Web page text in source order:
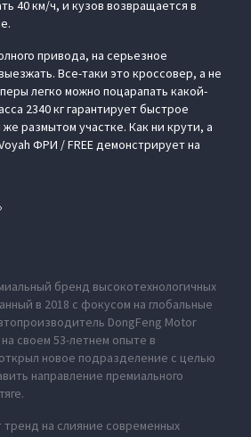
40 км/ч, и кузов возвращается в
привода, на серьезное
Все-таки это кроссовер, а не
легко можно поцарапать какой-
2340 кг гарантирует быстрое
размытом участке. Как ни крути, а
ФРИ / FREE демонстрирует на
бренд высокотехнологичных
в 2018 с фокусом на глобальные
DongFeng Motor
своем 53-летнем опыте в
новое подразделение с целью
направление премиального
на слияние современных